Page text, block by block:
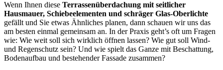
Wenn Ihnen diese Terrassenüberdachung mit seitlicher
Hausmauer, Schiebeelementen und schräger Glas-Oberlichte
gefällt und Sie etwas Ähnliches planen, dann schauen wir uns das
am besten einmal gemeinsam an. In der Praxis geht’s oft um Fragen
wie: Wie weit soll sich wirklich öffnen lassen? Wie gut soll Wind-
und Regenschutz sein? Und wie spielt das Ganze mit Beschattung,
Bodenaufbau und bestehender Fassade zusammen?